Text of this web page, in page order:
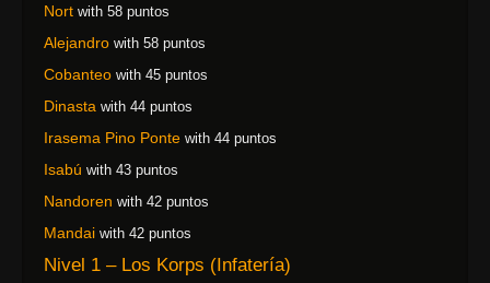
Nort with 58 puntos
Alejandro with 58 puntos
Cobanteo with 45 puntos
Dinasta with 44 puntos
Irasema Pino Ponte with 44 puntos
Isabú with 43 puntos
Nandoren with 42 puntos
Mandai with 42 puntos
Nivel 1 – Los Korps (Infatería)